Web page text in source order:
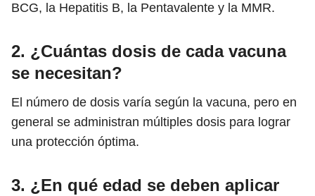
BCG, la Hepatitis B, la Pentavalente y la MMR.
2. ¿Cuántas dosis de cada vacuna
se necesitan?
El número de dosis varía según la vacuna, pero en
general se administran múltiples dosis para lograr
una protección óptima.
3. ¿En qué edad se deben aplicar